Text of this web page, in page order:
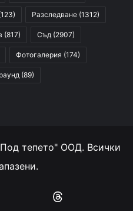
Разследване (1312)
(817) Съд (2907)
Фотогалерия (174)
(89)
тепето" ООД. Всички
Instagram
RSS